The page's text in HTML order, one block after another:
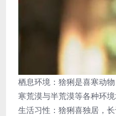
栖息环境：猞猁是喜寒动
寒荒漠与半荒漠等各种环
生活习性：猞猁喜独居，